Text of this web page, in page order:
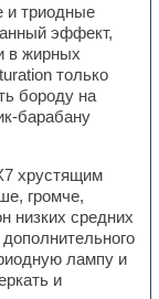
и триодные
эффект,
в жирных
только
бороду на
барабану
хрустящим
громче,
низких средних
лампу и
и